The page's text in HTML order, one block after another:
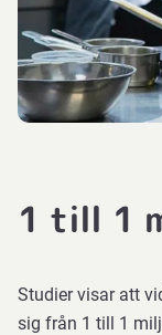
1 till 1
Studier visar att
sig från 1 till 1